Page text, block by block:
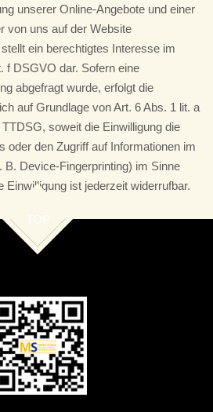
unserer Online-Angebote und einer
von uns auf der Website
ein berechtigtes Interesse im
f DSGVO dar. Sofern eine
abgefragt wurde, erfolgt die
auf Grundlage von Art. 6 Abs. 1 lit. a
soweit die Einwilligung die
oder den Zugriff auf Informationen im
Device-Fingerprinting) im Sinne
ist jederzeit widerrufbar.